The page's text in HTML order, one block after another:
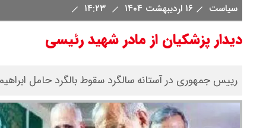
سیاست ۱۶ اردیبهشت ۱۴۰۴
دیدار پزشکیان از مادر شهید رئیسی
رییس جمهوری در آستانه سالگرد سقوط بالگرد حامل